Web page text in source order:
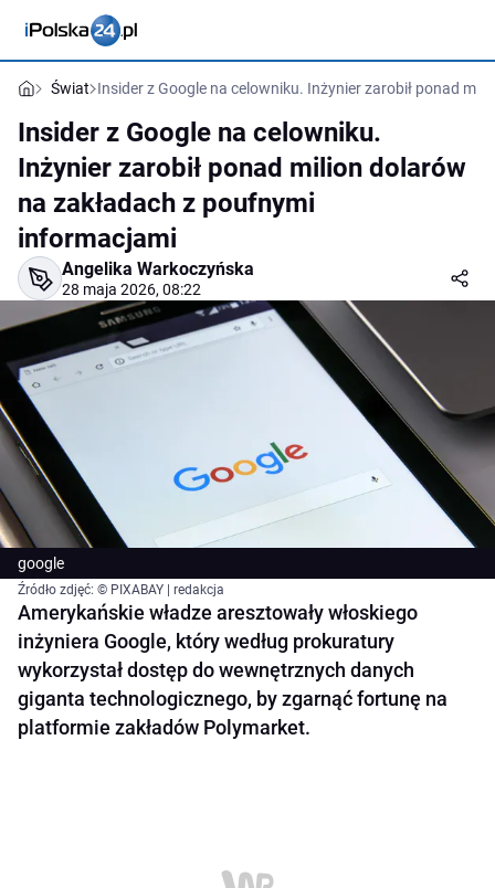
Świat Insider z Google na celowniku. Inżynier zarobił ponad
Insider z Google na celowniku.
Inżynier zarobił ponad milion dolarów
na zakładach z poufnymi
informacjami
Angelika Warkoczyńska
28 maja 2026, 08:22
google
Źródło zdjęć: © PIXABAY | redakcja
Amerykańskie władze aresztowały włoskiego
inżyniera Google, który według prokuratury
wykorzystał dostęp do wewnętrznych danych
giganta technologicznego, by zgarnąć fortunę na
platformie zakładów Polymarket.